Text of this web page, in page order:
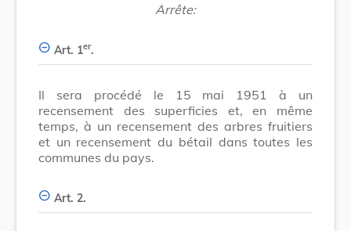
Arrête:
Art. 1er.
Il sera procédé le 15 mai 1951 à un
recensement des superficies et, en même
temps, à un recensement des arbres fruitiers
et un recensement du bétail dans toutes les
communes du pays.
Art. 2.